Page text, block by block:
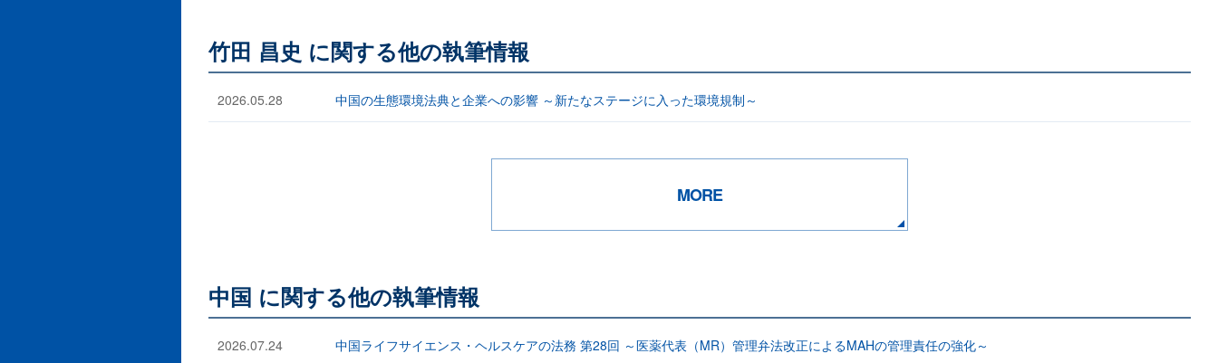
竹田 昌史 に関する他の執筆情報
2026.05.28 中国の生態環境法典と企業への影響 ～新たなステージに入った環境規制～
MORE
中国 に関する他の執筆情報
2026.07.24 中国ライフサイエンス・ヘルスケアの法務 第28回 ～医薬代表（MR）管理弁法改正によるMAHの管理責任の強化～